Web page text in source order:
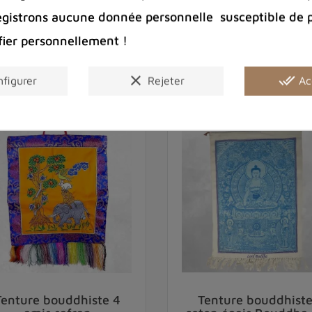
Vous aimerez aussi
bouddhiste 4
Tenture bouddhiste
aucune donnée personnelle susceptible de
personnellement !
clear Rejeter done_all